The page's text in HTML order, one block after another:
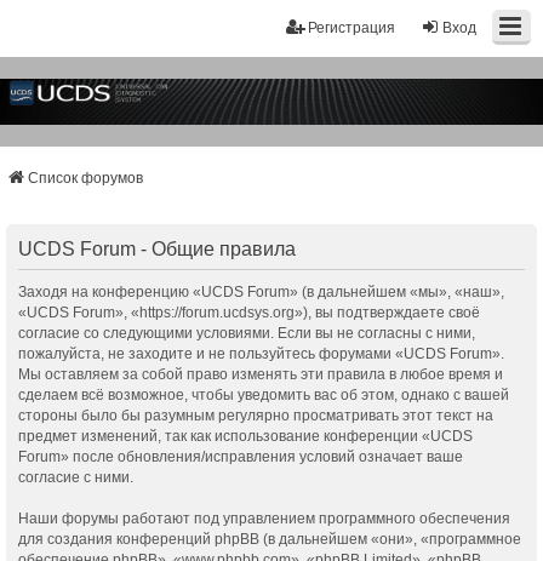
Вход
Регистрация
Список форумов
UCDS Forum - Общие правила
Заходя на конференцию «UCDS Forum» (в дальнейшем «мы», «наш»,
«UCDS Forum», «https://forum.ucdsys.org»), вы подтверждаете своё
согласие со следующими условиями. Если вы не согласны с ними,
пожалуйста, не заходите и не пользуйтесь форумами «UCDS Forum».
Мы оставляем за собой право изменять эти правила в любое время и
сделаем всё возможное, чтобы уведомить вас об этом, однако с вашей
стороны было бы разумным регулярно просматривать этот текст на
предмет изменений, так как использование конференции «UCDS
Forum» после обновления/исправления условий означает ваше
согласие с ними.
Наши форумы работают под управлением программного обеспечения
для создания конференций phpBB (в дальнейшем «они», «программное